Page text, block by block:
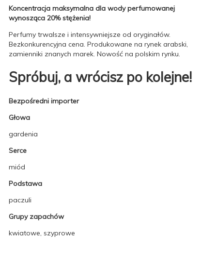
Koncentracja maksymalna dla wody perfumowanej
wynosząca 20% stężenia!
Perfumy trwalsze i intensywniejsze od oryginałów.
Bezkonkurencyjna cena. Produkowane na rynek arabski,
zamienniki znanych marek. Nowość na polskim rynku.
Spróbuj, a wrócisz po kolejne!
Bezpośredni importer
Głowa
gardenia
Serce
miód
Podstawa
paczuli
Grupy zapachów
kwiatowe, szyprowe